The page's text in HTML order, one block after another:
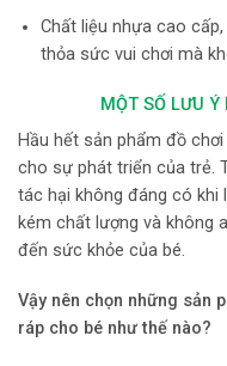
Chất liệu nhựa cao
thỏa sức vui chơi mà
MỘT SỐ LƯU
Hầu hết sản phẩm đồ
cho sự phát triển của trẻ.
tác hại không đáng có khi
kém chất lượng và không
đến sức khỏe của bé.
Vậy nên chọn những sản
ráp cho bé như thế nào?